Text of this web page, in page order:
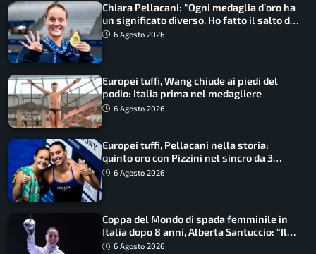
Chiara Pellacani: “Ogni medaglia d’oro ha
un significato diverso. Ho fatto il salto di
qualità”
6 Agosto 2026
Europei tuffi, Wang chiude ai piedi del
podio: Italia prima nel medagliere
6 Agosto 2026
Europei tuffi, Pellacani nella storia:
quinto oro con Pizzini nel sincro da 3
metri
6 Agosto 2026
Coppa del Mondo di spada femminile in
Italia dopo 8 anni, Alberta Santuccio: “Il
lavoro dà sempre i suoi frutti”
6 Agosto 2026